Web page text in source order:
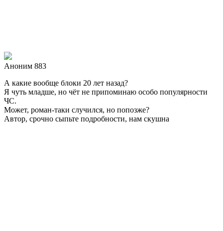
Аноним 883
А какие вообще блоки 20 лет назад?
Я чуть младше, но чёт не припоминаю особо популярности
ЧС.
Может, роман-таки случился, но попозже?
Автор, срочно сыпьте подробности, нам скушна